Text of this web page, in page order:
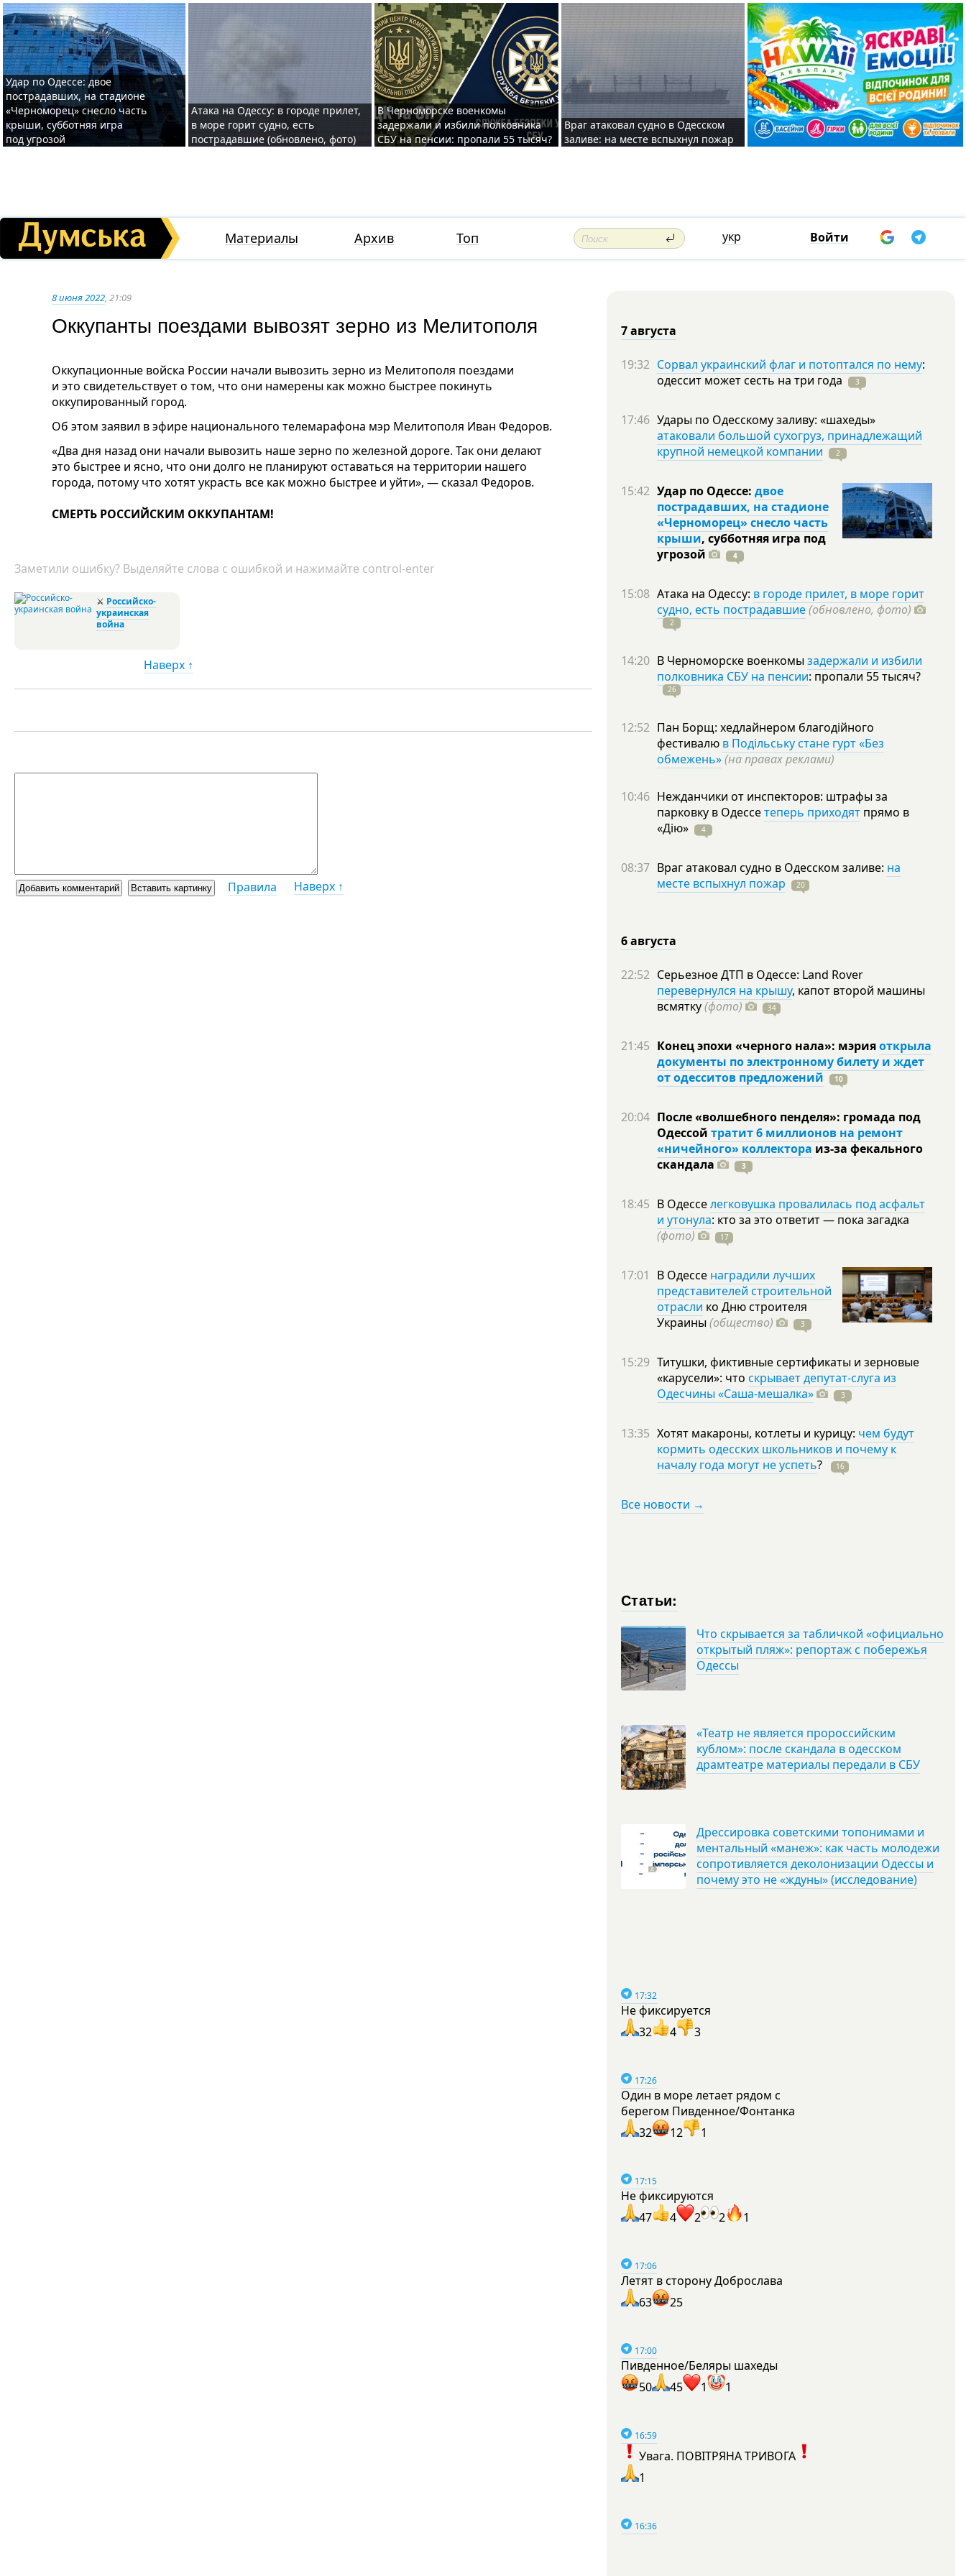
Удар по Одессе: двое
пострадавших, на стадионе
«Черноморец» снесло часть
крыши, субботняя игра
под угрозой
Атака на Одессу: в городе прилет,
в море горит судно, есть
пострадавшие (обновлено, фото)
В Черноморске военкомы
задержали и избили полковника
СБУ на пенсии: пропали 55 тысяч?
Враг атаковал судно в Одесском
заливе: на месте вспыхнул пожар
Материалы Архив Топ укр Войти
8 июня 2022, 21:09
Оккупанты поездами вывозят зерно из Мелитополя
Оккупационные войска России начали вывозить зерно из Мелитополя поездами
и это свидетельствует о том, что они намерены как можно быстрее покинуть
оккупированный город.
Об этом заявил в эфире национального телемарафона мэр Мелитополя Иван Федоров.
«Два дня назад они начали вывозить наше зерно по железной дороге. Так они делают
это быстрее и ясно, что они долго не планируют оставаться на территории нашего
города, потому что хотят украсть все как можно быстрее и уйти», — сказал Федоров.
СМЕРТЬ РОССИЙСКИМ ОККУПАНТАМ!
Заметили ошибку? Выделяйте слова с ошибкой и нажимайте control-enter
⚔ Российско-
украинская
война
Наверх ↑
Правила Наверх ↑
7 августа
19:32 Сорвал украинский флаг и потоптался по нему:
одессит может сесть на три года 3
17:46 Удары по Одесскому заливу: «шахеды»
атаковали большой сухогруз, принадлежащий
крупной немецкой компании
2
15:42 Удар по Одессе: двое
пострадавших, на стадионе
«Черноморец» снесло часть
крыши, субботняя игра под
угрозой
4
15:08 Атака на Одессу: в городе прилет, в море горит
судно, есть пострадавшие(обновлено, фото)
2
14:20 В Черноморске военкомы задержали и избили
полковника СБУ на пенсии: пропали 55тысяч?
26
12:52 Пан Борщ: хедлайнером благодійного
фестивалю в Подільську стане гурт «Без
обмежень»(на правах реклами)
10:46 Нежданчики от инспекторов: штрафы за
парковку в Одессетеперь приходят прямо в
«Дію»
4
08:37 Враг атаковал судно в Одесском заливе: на
месте вспыхнул пожар
20
6 августа
22:52 Серьезное ДТП в Одессе: Land Rover
перевернулся на крышу, капот второй машины
всмятку(фото) 34
21:45 Конец эпохи «черного нала»: мэрияоткрыла
документы по электронному билету и ждет
от одесситов предложений
10
20:04 После «волшебного пенделя»: громада под
Одессой тратит 6 миллионов на ремонт
«ничейного» коллектора из-за фекального
скандала
3
18:45 В Одесселегковушка провалилась под асфальт
и утонула: кто за это ответит — пока загадка
(фото)
17
17:01 В Одессе наградили лучших
представителей строительной
отрасли ко Дню строителя
Украины (общество) 3
15:29 Титушки, фиктивные сертификаты и зерновые
«карусели»: что скрывает депутат-слуга из
Одесчины «Саша-мешалка»
3
13:35 Хотят макароны, котлеты и курицу: чем будут
кормить одесских школьников и почему к
началу года могут не успеть? 16
Все новости →
Статьи:
Что скрывается за табличкой «официально
открытый пляж»: репортаж с побережья
Одессы
«Театр не является пророссийским
кублом»: после скандала в одесском
драмтеатре материалы передали в СБУ
Дрессировка советскими топонимами и
ментальный «манеж»: как часть молодежи
сопротивляется деколонизации Одессы и
почему это не «ждуны» (исследование)
17:32
Не фиксируется
32
4 3
17:26
Один в море летает рядом с
берегом Пивденное/Фонтанка
32
12 1
17:15
Не фиксируются
47
4 2 2 1
17:06
Летят в сторону Доброслава
63
25
17:00
Пивденное/Беляры шахеды
50
45 1 1
16:59
Увага. ПОВІТРЯНА ТРИВОГА
1
16:36